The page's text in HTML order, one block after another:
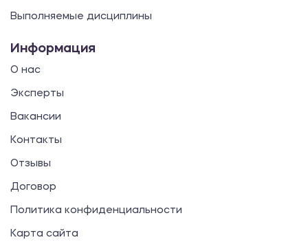
Выполняемые дисциплины
Информация
О нас
Эксперты
Вакансии
Контакты
Отзывы
Договор
Политика конфиденциальности
Карта сайта